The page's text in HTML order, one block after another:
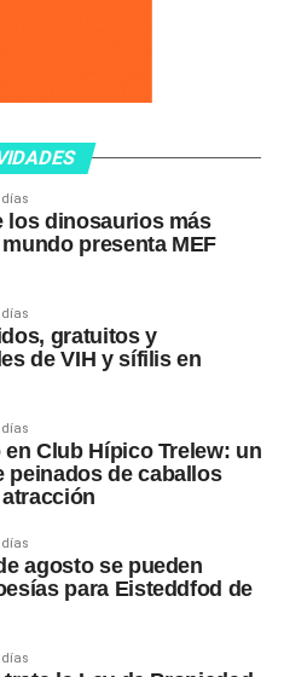
días
los dinosaurios más
presenta MEF
días
gratuitos y
de VIH y sífilis en
en Club Hípico Trelew: un
peinados de caballos
agosto se pueden
para Eisteddfod de
días